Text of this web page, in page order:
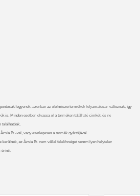
legyenek, azonban az élelmiszertermékek folyamatosan változnak, így
is. Minden esetben olvassa el a terméken található címkét, és ne
találhatóak.
Bt.-vel, vagy esetlegesen a termék gyártójával.
az Ázsia Bt. nem vállal felelősséget semmilyen helytelen
érinti.